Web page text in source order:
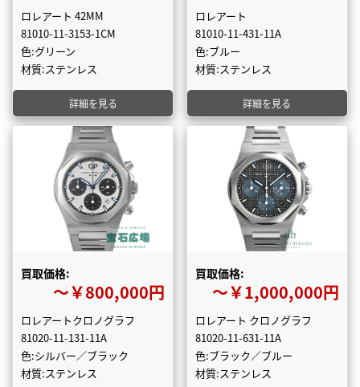
ロレアート 42MM
81010-11-3153-1CM
色:グリーン
材質:ステンレス
詳細を見る
ロレアート
81010-11-431-11A
色:ブルー
材質:ステンレス
詳細を見る
買取価格:
〜￥800,000円
ロレアートクロノグラフ
81020-11-131-11A
色:シルバー／ブラック
材質:ステンレス
買取価格:
〜￥1,000,000円
ロレアート クロノグラフ
81020-11-631-11A
色:ブラック／ブルー
材質:ステンレス